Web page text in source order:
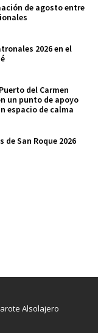
de agosto entre
2026 en el
del Carmen
un punto de apoyo
espacio de calma
San Roque 2026
Alsolajero